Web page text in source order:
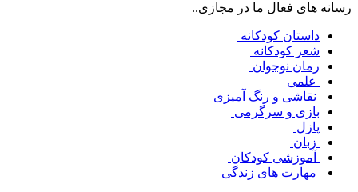
رسانه های فعال ما در مجازی..
داستان کودکانه
شعر کودکانه
رمان نوجوان
علمی
نقاشی و رنگ آمیزی
بازی و سرگرمی
پازل
زبان
آموزشی کودکان
مهارت های زندگی